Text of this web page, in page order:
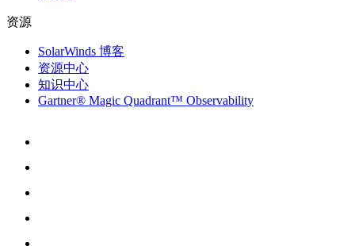
资源
SolarWinds 博客
资源中心
知识中心
Gartner® Magic Quadrant™ Observability